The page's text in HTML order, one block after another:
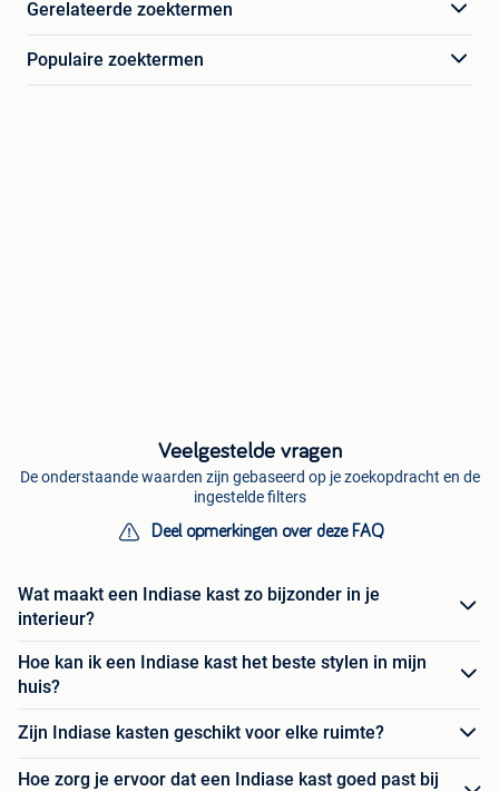
Gerelateerde zoektermen
Populaire zoektermen
Veelgestelde vragen
De onderstaande waarden zijn gebaseerd op je zoekopdracht en de
ingestelde filters
Deel opmerkingen over deze FAQ
Wat maakt een Indiase kast zo bijzonder in je
interieur?
Hoe kan ik een Indiase kast het beste stylen in mijn
huis?
Zijn Indiase kasten geschikt voor elke ruimte?
Hoe zorg je ervoor dat een Indiase kast goed past bij